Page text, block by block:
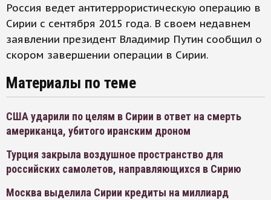
Россия ведет антитеррористическую операцию в
Сирии с сентября 2015 года. В своем недавнем
заявлении президент Владимир Путин сообщил о
скором завершении операции в Сирии.
Материалы по теме
США ударили по целям в Сирии в ответ на смерть
американца, убитого иранским дроном
Турция закрыла воздушное пространство для
российских самолетов, направляющихся в Сирию
Москва выделила Сирии кредиты на миллиард